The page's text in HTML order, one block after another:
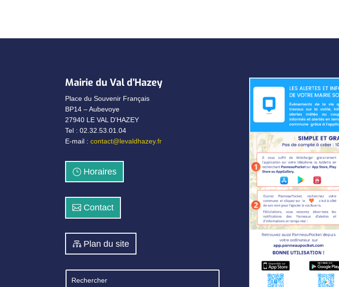
Mairie du Val d’Hazey
Place du Souvenir Français
BP14 – Aubevoye
27940 LE VAL D’HAZEY
Tel : 02.32.53.01.04
E-mail :contact@levaldhazey.fr
Horaires
Contact
Plan du site